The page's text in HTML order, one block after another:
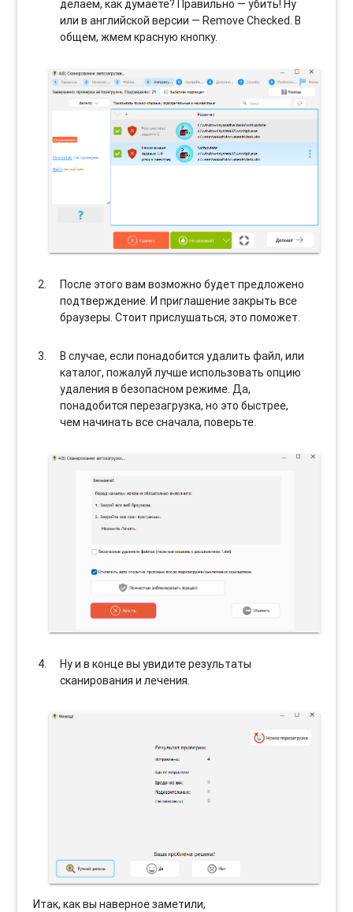
делаем, как думаете? Правильно — убить! Ну
или в английской версии — Remove Checked. В
общем, жмем красную кнопку.
После этого вам возможно будет предложено
подтверждение. И приглашение закрыть все
браузеры. Стоит прислушаться, это поможет.
В случае, если понадобится удалить файл, или
каталог, пожалуй лучше использовать опцию
удаления в безопасном режиме. Да,
понадобится перезагрузка, но это быстрее,
чем начинать все сначала, поверьте.
Ну и в конце вы увидите результаты
сканирования и лечения.
Итак, как вы наверное заметили,